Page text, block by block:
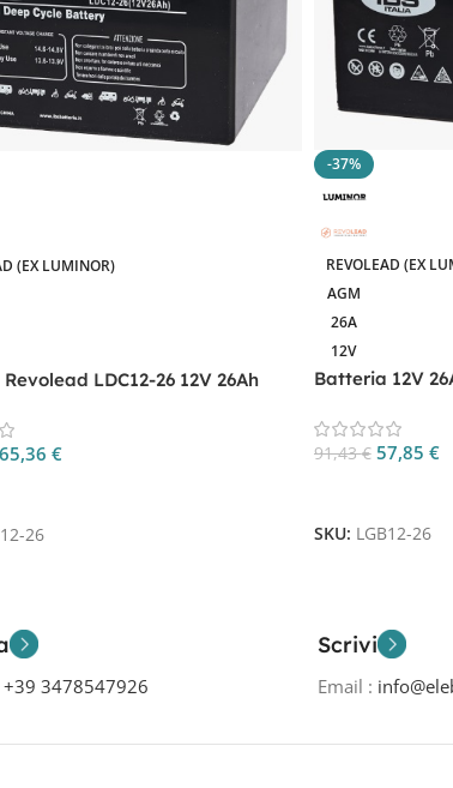
(EX LUMINOR)
LDC12-26 12V 26Ah
65,36 €
26
-37%
REVOLEAD (EX
AGM
26A
12V
Batteria 12V
91,43€ 57,85 €
SKU: LGB12-26
+39 3478547926
Scrivi
Email :